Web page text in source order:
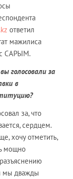
ответил
мажилиса
САРЫМ.
голосовали за
в
за, что
сердцем.
хочу отметить,
мощно
мы дважды